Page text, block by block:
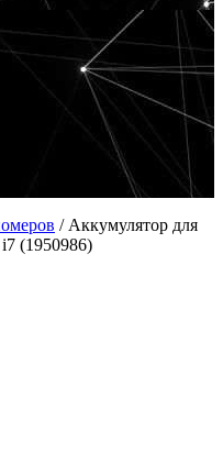
/ Аккумулятор для
(1950986)